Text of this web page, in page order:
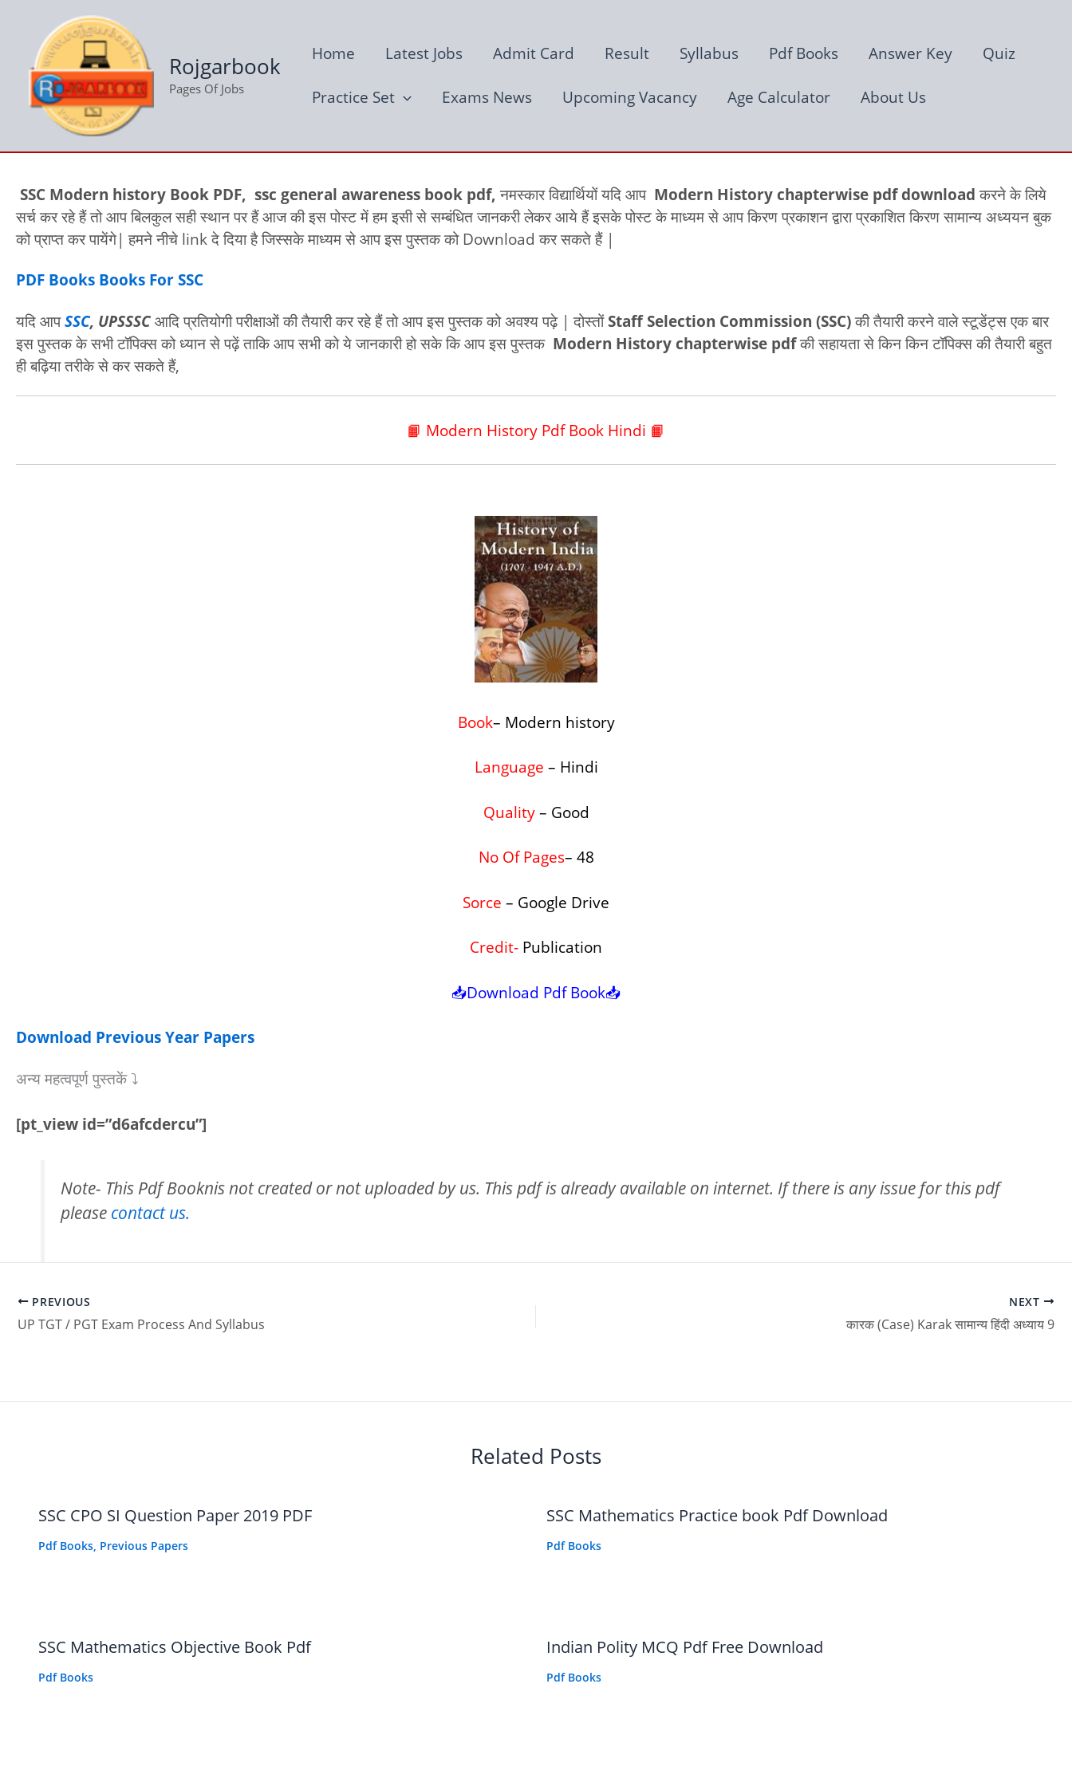
content
Rojgarbook
Pages Of Jobs
Home Latest Jobs Admit Card Result Syllabus Pdf Books Answer Key Quiz
Practice Set Exams News Upcoming Vacancy Age Calculator About Us
SSC Modern history Book PDF, ssc general awareness book pdf, नमस्कार विद्यार्थियों यदि आप Modern History chapterwise pdf download करने के लिये
सर्च कर रहे हैं तो आप बिलकुल सही स्थान पर हैं आज की इस पोस्ट में हम इसी से सम्बंधित जानकरी लेकर आये हैं इसके पोस्ट के माध्यम से आप किरण प्रकाशन द्वारा प्रकाशित किरण सामान्य अध्ययन बुक
को प्राप्त कर पायेंगे| हमने नीचे link दे दिया है जिस्सके माध्यम से आप इस पुस्तक को Download कर सकते हैं |
PDF Books Books For SSC
यदि आपSSC, UPSSSCआदि प्रतियोगी परीक्षाओं की तैयारी कर रहे हैं तो आप इस पुस्तक को अवश्य पढ़े | दोस्तों Staff Selection Commission (SSC)की तैयारी करने वाले स्टूडेंट्स एक बार
इस पुस्तक के सभी टॉपिक्स को ध्यान से पढ़ें ताकि आप सभी को ये जानकारी हो सके कि आप इस पुस्तक Modern History chapterwise pdfकी सहायता से किन किन टॉपिक्स की तैयारी बहुत
ही बढ़िया तरीके से कर सकते हैं,
📙 Modern History Pdf Book Hindi 📙
Book– Modern history
Language – Hindi
Quality– Good
No OfPages– 48
Sorce – Google Drive
Credit- Publication
📥Download Pdf Book📥
Download Previous Year Papers
अन्य महत्वपूर्ण पुस्तकें ⤵️
[pt_view id=”d6afcdercu”]
Note- This Pdf Booknis not created or not uploaded by us. This pdf is already available on internet. If there is any issue for this pdf
please contact us.
PREVIOUS
UP TGT / PGT Exam Process And Syllabus
NEXT
कारक (Case) Karak सामान्य हिंदी अध्याय 9
Related Posts
SSC CPO SI Question Paper 2019 PDF
Pdf Books, Previous Papers
SSC Mathematics Practice book Pdf Download
Pdf Books
SSC Mathematics Objective Book Pdf
Pdf Books
Indian Polity MCQ Pdf Free Download
Pdf Books